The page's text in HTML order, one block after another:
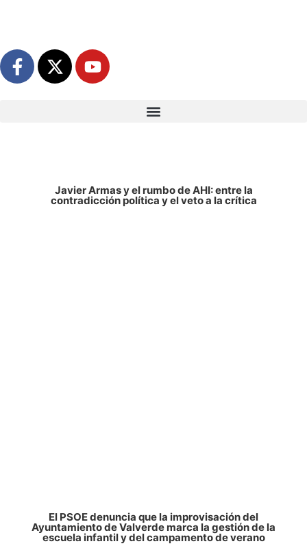
Javier Armas y el rumbo de AHI: entre la
contradicción política y el veto a la crítica
El PSOE denuncia que la improvisación del
Ayuntamiento de Valverde marca la gestión de la
escuela infantil y del campamento de verano